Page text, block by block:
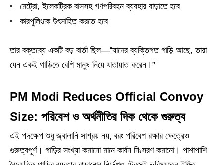
মেট্রো, ইলেকট্রিক বাসসহ গণপরিবহন ব্যবহার বাড়াতে হবে
কারপুলিংকে উৎসাহিত করতে হবে
তার বক্তব্যে একটি বড় বার্তা ছিল—“যাদের ব্যক্তিগত গাড়ি আছে, তারা
যেন একই গাড়িতে বেশি মানুষ নিয়ে যাতায়াত করেন।”
PM Modi Reduces Official Convoy
Size: পরিবেশ ও অর্থনীতির দিক থেকে গুরুত্ব
এই পদক্ষেপ শুধু জ্বালানি সাশ্রয় নয়, বরং পরিবেশ রক্ষার ক্ষেত্রেও
গুরুত্বপূর্ণ। গাড়ির সংখ্যা কমানো মানে কার্বন নিঃসরণ কমানো। পাশাপাশি